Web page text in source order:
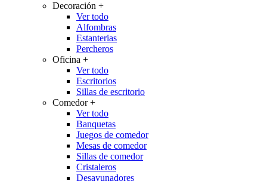
Decoración +
Ver todo
Alfombras
Estanterias
Percheros
Oficina +
Ver todo
Escritorios
Sillas de escritorio
Comedor+
Ver todo
Banquetas
Juegos de comedor
Mesas de comedor
Sillas de comedor
Cristaleros
Desayunadores